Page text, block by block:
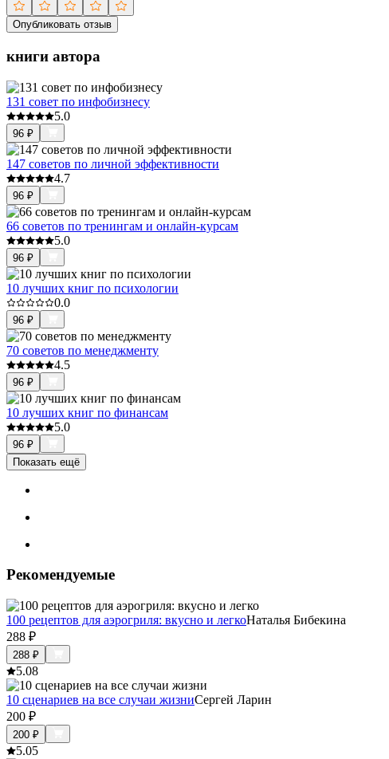
Опубликовать отзыв
книги автора
131 совет по инфобизнесу
5.0
96 ₽
147 советов по личной эффективности
4.7
96 ₽
66 советов по тренингам и онлайн-курсам
5.0
96 ₽
10 лучших книг по психологии
0.0
96 ₽
70 советов по менеджменту
4.5
96 ₽
10 лучших книг по финансам
5.0
96 ₽
Показать ещё
Рекомендуемые
100 рецептов для аэрогриля: вкусно и легкоНаталья Бибекина
288 ₽
288 ₽
5.08
10 сценариев на все случаи жизниСергей Ларин
200 ₽
200 ₽
5.05